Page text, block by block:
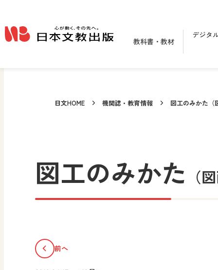
教科書・教材
デジタ
日文HOME 機関誌・教育情報 図工のみかた（
図工のみかた （
前へ